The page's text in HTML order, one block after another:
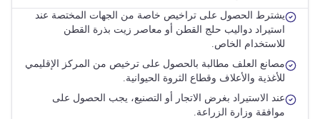
يشترط الحصول على تراخيص خاصة من الجهات المختصة عند
استيراد دواليب حلج القطن أو معاصر زيت بذرة القطن
للاستخدام الخاص.
مصانع العلف مطالبة بالحصول على ترخيص من المركز الإقليمي
للأغذية والأعلاف وقطاع الثروة الحيوانية.
عند الاستيراد بغرض الاتجار أو التصنيع، يجب الحصول على
موافقة وزارة الزراعة.